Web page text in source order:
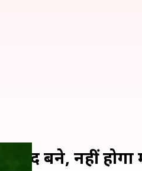
सांसद बने, नहीं